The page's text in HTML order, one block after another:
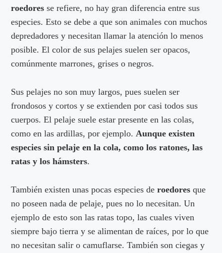
roedores se refiere, no hay gran diferencia entre sus
especies. Esto se debe a que son animales con muchos
depredadores y necesitan llamar la atención lo menos
posible. El color de sus pelajes suelen ser opacos,
comúnmente marrones, grises o negros.
Sus pelajes no son muy largos, pues suelen ser
frondosos y cortos y se extienden por casi todos sus
cuerpos. El pelaje suele estar presente en las colas,
como en las ardillas, por ejemplo. Aunque existen
especies sin pelaje en la cola, como los ratones, las
ratas y los hámsters.
También existen unas pocas especies deroedores que
no poseen nada de pelaje, pues no lo necesitan. Un
ejemplo de esto son las ratas topo, las cuales viven
siempre bajo tierra y se alimentan de raíces, por lo que
no necesitan salir o camuflarse. También son ciegas y